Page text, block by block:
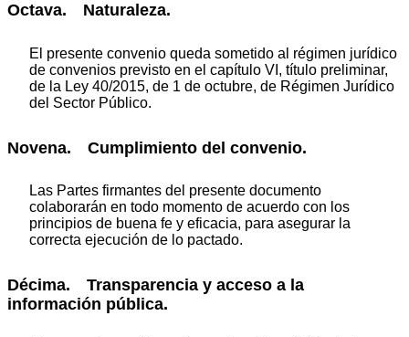
Octava. Naturaleza.
El presente convenio queda sometido al régimen jurídico
de convenios previsto en el capítulo VI, título preliminar,
de la Ley 40/2015, de 1 de octubre, de Régimen Jurídico
del Sector Público.
Novena. Cumplimiento del convenio.
Las Partes firmantes del presente documento
colaborarán en todo momento de acuerdo con los
principios de buena fe y eficacia, para asegurar la
correcta ejecución de lo pactado.
Décima. Transparencia y acceso a la
información pública.